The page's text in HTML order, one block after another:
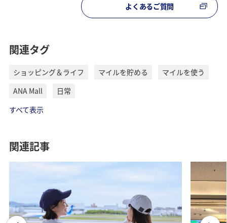
よくあるご質問
関連タグ
ショッピング＆ライフ マイルを貯める
マイルを使う
ANA Mall
日常
すべて表示
関連記事